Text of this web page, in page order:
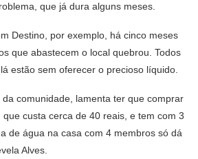
que já dura alguns meses.
Destino, por exemplo, há cinco meses
que abastecem o local quebrou. Todos
estão sem oferecer o precioso líquido.
comunidade, lamenta ter que comprar
custa cerca de 40 reais, e tem com 3
de água na casa com 4 membros só dá
Alves.